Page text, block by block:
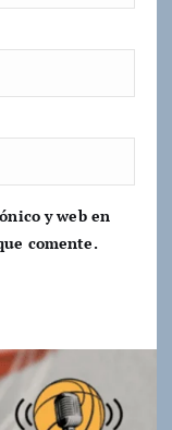
y web en
comente.